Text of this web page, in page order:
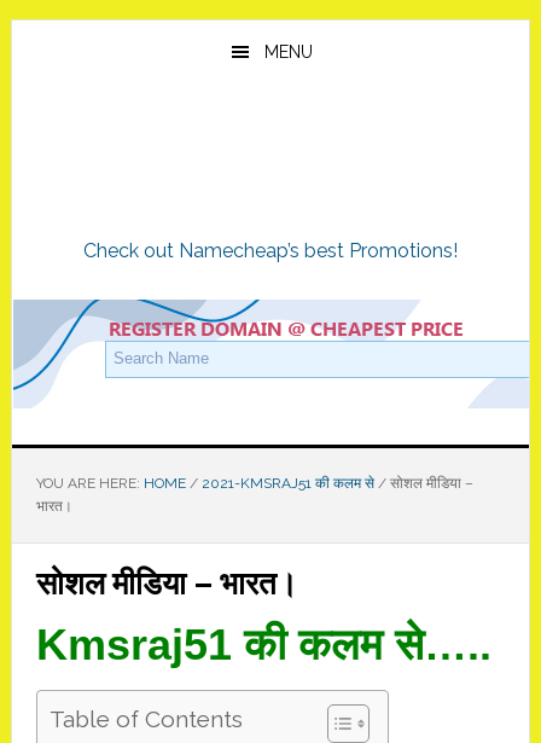
Skip
Skip
Skip
MENU
Check out Namecheap’s best Promotions!
YOU ARE HERE: HOME / 2021-KMSRAJ51 की कलम से /सोशल मीडिया –
भारत।
सोशल मीडिया – भारत।
Kmsraj51 की कलम से…..
Table of Contents